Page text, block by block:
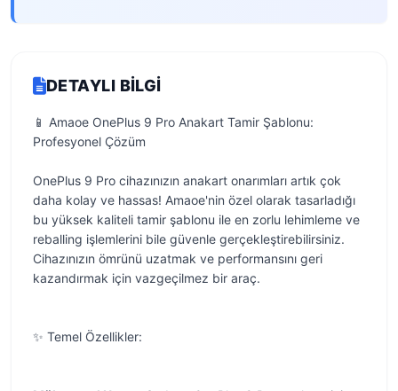
DETAYLI BILGI
📱 Amaoe OnePlus 9 Pro Anakart Tamir Şablonu:
Profesyonel Çözüm
OnePlus 9 Pro cihazınızın anakart onarımları artık çok
daha kolay ve hassas! Amaoe'nin özel olarak tasarladığı
bu yüksek kaliteli tamir şablonu ile en zorlu lehimleme ve
reballing işlemlerini bile güvenle gerçekleştirebilirsiniz.
Cihazınızın ömrünü uzatmak ve performansını geri
kazandırmak için vazgeçilmez bir araç.
✨ Temel Özellikler: